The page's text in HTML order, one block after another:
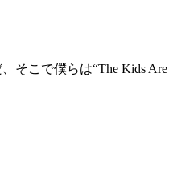
こで僕らは“The Kids Are